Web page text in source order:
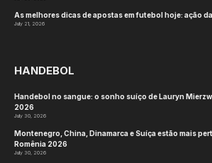
As melhores dicas de apostas em futebol hoje: ação
July 21, 2026
HANDEBOL
Handebol no sangue: o sonho suíço de Lauryn
2026
July 30, 2026
Montenegro, China, Dinamarca e Suíça estão mais
Romênia 2026
July 30, 2026